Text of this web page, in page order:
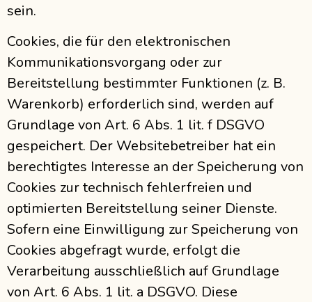
sein.
Cookies, die für den elektronischen
Kommunikationsvorgang oder zur
Bereitstellung bestimmter Funktionen (z. B.
Warenkorb) erforderlich sind, werden auf
Grundlage von Art. 6 Abs. 1 lit. f DSGVO
gespeichert. Der Websitebetreiber hat ein
berechtigtes Interesse an der Speicherung von
Cookies zur technisch fehlerfreien und
optimierten Bereitstellung seiner Dienste.
Sofern eine Einwilligung zur Speicherung von
Cookies abgefragt wurde, erfolgt die
Verarbeitung ausschließlich auf Grundlage
von Art. 6 Abs. 1 lit. a DSGVO. Diese